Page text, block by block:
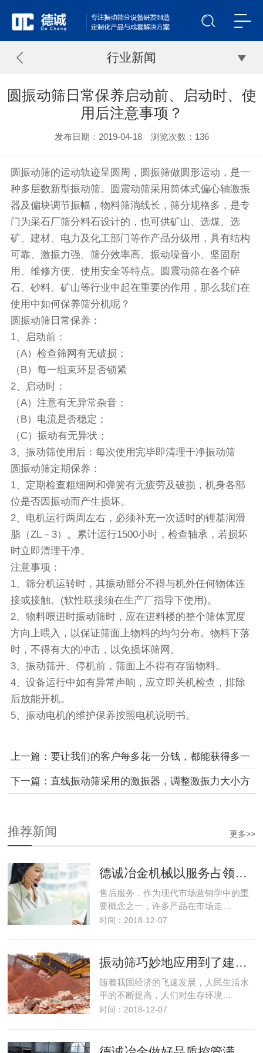
行业新闻
圆振动筛日常保养启动前、启动时、使
用后注意事项？
发布日期：2019-04-18 浏览次数： 136
圆振动筛的运动轨迹呈圆周，圆振筛做圆形运动，是一
种多层数新型振动筛。圆 震动筛采用筒体式偏心轴激振
器及偏块调节振幅，物料筛淌线长，筛分规格多，是专
门为采石厂筛分料石设计的，也可供矿山、选煤、选
矿、建材、电力及化工部门等作产品分级用，具有结构
可靠、激振力强、筛分效率高、振动噪音小、坚固耐
用、维修方便、使用安全等特点。圆震动筛在各个碎
石、砂料、矿山等行业中起在重要的作用，那么我们在
使用中如何保养筛分机呢？
圆振动筛日常保养：
1、启动前：
（A）检查筛网有无破损；
（B）每一组束环是否锁紧
2、启动时：
（A）注意有无异常杂音；
（B）电流是否稳定；
（C）振动有无异状；
3、振动筛使用后：每次使用完毕即清理干净振动筛
圆振动筛定期保养：
1、定期检查粗细网和弹簧有无疲劳及破损，机身各部
位是否因振动而产生损坏。
2、电机运行两周左右，必须补充一次适时的锂基润滑
脂（ZL－3）。累计运行1500小时，检查轴承，若损坏
时立即清理干净。
注意事项：
1、筛分机运转时，其振动部分不得与机外任何物体连
接或接触。(软性联接须在生产厂指导下使用)。
2、物料喂进时振动筛时，应在进料楼的整个筛体宽度
方向上喂入，以保证筛面上物料的均匀分布。物料下落
时，不得有大的冲击，以免损坏筛网。
3、振动筛开、停机前，筛面上不得有存留物料。
4、设备运行中如有异常声响，应立即关机检查，排除
后放能开机。
5、 振动电机的维护保养按照电机说明书。
上一篇：要让我们的客户每多花一分钱，都能获得多一
分的价值
下一篇：直线振动筛采用的激振器，调整激振力大小方
更多>>
推荐新闻
售后服务，作为现代市场营销学中的重
要概念之一，许多产品在市场走…
时间：2018-12-07
随着我国经济的飞速发展，人民生活水
平的不断提高，人们对生存环境…
时间：2018-12-07